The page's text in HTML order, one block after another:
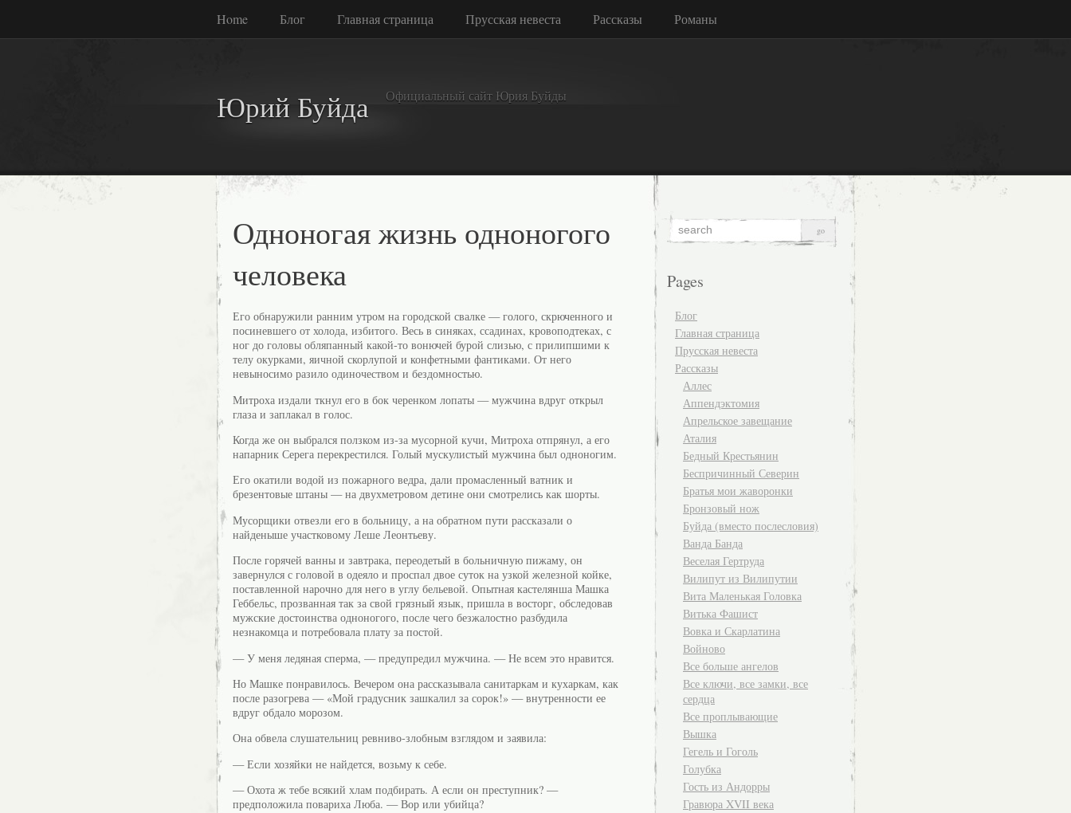
Home Блог Главная страница Прусская невеста Рассказы Романы
Юрий Буйда Официальный сайт Юрия Буйды
Одноногая жизнь одноногого
человека
Его обнаружили ранним утром на городской свалке — голого, скрюченного и
посиневшего от холода, избитого. Весь в синяках, ссадинах, кровоподтеках, с
ног до головы обляпанный какой-то вонючей бурой слизью, с прилипшими к
телу окурками, яичной скорлупой и конфетными фантиками. От него
невыносимо разило одиночеством и бездомностью.
Митроха издали ткнул его в бок черенком лопаты — мужчина вдруг открыл
глаза и заплакал в голос.
Когда же он выбрался ползком из-за мусорной кучи, Митроха отпрянул, а его
напарник Серега перекрестился. Голый мускулистый мужчина был одноногим.
Его окатили водой из пожарного ведра, дали промасленный ватник и
брезентовые штаны — на двухметровом детине они смотрелись как шорты.
Мусорщики отвезли его в больницу, а на обратном пути рассказали о
найденыше участковому Леше Леонтьеву.
После горячей ванны и завтрака, переодетый в больничную пижаму, он
завернулся с головой в одеяло и проспал двое суток на узкой железной койке,
поставленной нарочно для него в углу бельевой. Опытная кастелянша Машка
Геббельс, прозванная так за свой грязный язык, пришла в восторг, обследовав
мужские достоинства одноногого, после чего безжалостно разбудила
незнакомца и потребовала плату за постой.
— У меня ледяная сперма, — предупредил мужчина. — Не всем это нравится.
Но Машке понравилось. Вечером она рассказывала санитаркам и кухаркам, как
после разогрева — «Мой градусник зашкалил за сорок!» — внутренности ее
вдруг обдало морозом.
Она обвела слушательниц ревниво-злобным взглядом и заявила:
— Если хозяйки не найдется, возьму к себе.
— Охота ж тебе всякий хлам подбирать. А если он преступник? —
предположила повариха Люба. — Вор или убийца?
Pages
Блог
Главная страница
Прусская невеста
Рассказы
Аллес
Аппендэктомия
Апрельское завещание
Аталия
Бедный Крестьянин
Беспричинный Северин
Братья мои жаворонки
Бронзовый нож
Буйда (вместо послесловия)
Ванда Банда
Веселая Гертруда
Вилипут из Вилипутии
Вита Маленькая Головка
Витька Фашист
Вовка и Скарлатина
Войново
Все больше ангелов
Все ключи, все замки, все
сердца
Все проплывающие
Вышка
Гегель и Гоголь
Голубка
Гость из Андорры
Гравюра XVII века